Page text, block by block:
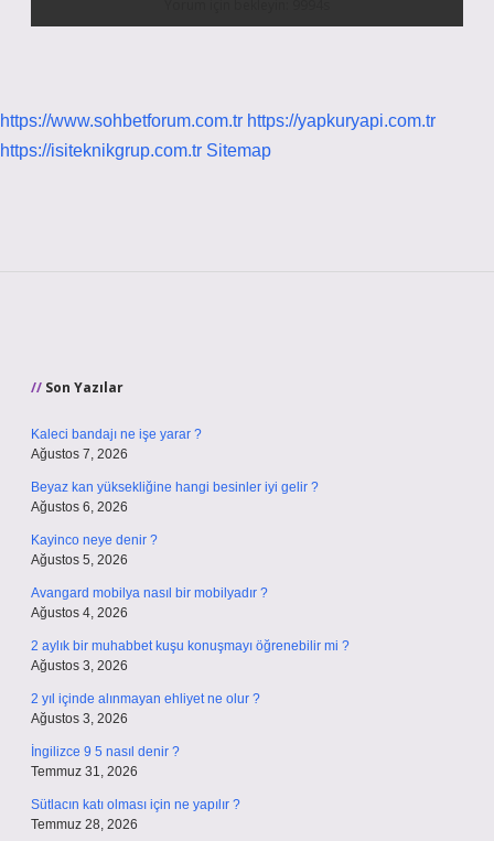
https://www.sohbetforum.com.tr https://yapkuryapi.com.tr
https://isiteknikgrup.com.tr Sitemap
Son Yazılar
Kaleci bandajı ne işe yarar ?
Ağustos 7, 2026
Beyaz kan yüksekliğine hangi besinler iyi gelir ?
Ağustos 6, 2026
Kayinco neye denir ?
Ağustos 5, 2026
Avangard mobilya nasıl bir mobilyadır ?
Ağustos 4, 2026
2 aylık bir muhabbet kuşu konuşmayı öğrenebilir mi ?
Ağustos 3, 2026
2 yıl içinde alınmayan ehliyet ne olur ?
Ağustos 3, 2026
İngilizce 9 5 nasıl denir ?
Temmuz 31, 2026
Sütlacın katı olması için ne yapılır ?
Temmuz 28, 2026